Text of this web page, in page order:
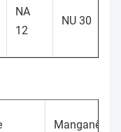
NA
12
NU 30
Manganês